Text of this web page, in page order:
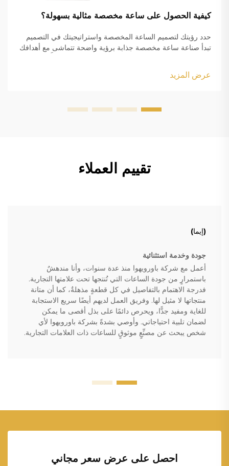
كيفية الحصول على ساعة مخصصة مثالية بسهولة؟
حدد رؤيتك لتصميم الساعة المخصصة واستراتيجيتك في التصميم
تبدأ صناعة ساعة مخصصة جذابة برؤية واضحة تتماشى مع أهدافك
العلامة التجارية أو عنصرًا شخصيًا...
عرض المزيد
تقييم العملاء
(إيما)
جودة وخدمة استثنائية
أعمل مع شركة باورويهوا منذ عدة سنوات، وأنا مندهشٌ
باستمرارٍ من جودة الساعات التي تُنتجها تحت علامتها التجارية.
فدرجة الاهتمام بالتفاصيل في كل قطعةٍ مذهلةٌ، كما أن متانة
منتجاتها لا مثيل لها. وفريق العمل لديهم أيضًا سريع الاستجابة
للغاية ومفيد جدًّا، ويحرص دائمًا على بذل أقصى ما يمكن
لضمان تلبية احتياجاتي. وأوصي بشدةً بشركة باورويهوا لأي
شخص يبحث عن مصنِّعٍ موثوقٍ للساعات ذات العلامات التجارية.
احصل على عرض سعر مجاني